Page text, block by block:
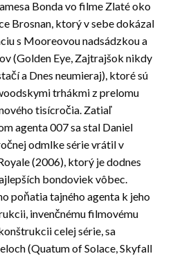
Bonda vo filme Zlaté oko
Brosnan, ktorý v sebe dokázal
s Mooreovou nadsádzkou a
(Golden Eye, Zajtrajšok nikdy
a Dnes neumieraj), ktoré sú
trhákmi z prelomu
tisícročia. Zatiaľ
agenta 007 sa stal Daniel
odmlke série vrátil v
(2006), ktorý je dodnes
bondoviek vôbec.
poňatia tajného agenta k jeho
invenčnému filmovému
celej série, sa
(Quatum of Solace, Skyfall